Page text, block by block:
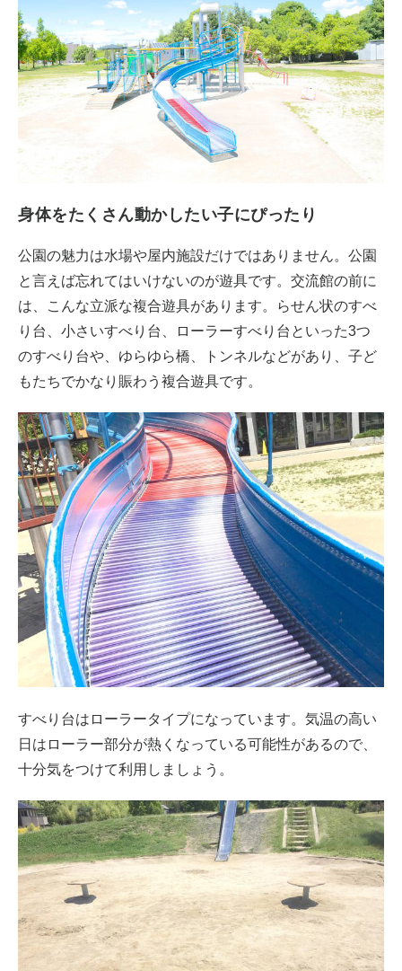
身体をたくさん動かしたい子にぴったり
公園の魅力は水場や屋内施設だけではありません。公園
と言えば忘れてはいけないのが遊具です。交流館の前に
は、こんな立派な複合遊具があります。らせん状のすべ
り台、小さいすべり台、ローラーすべり台といった3つ
のすべり台や、ゆらゆら橋、トンネルなどがあり、子ど
もたちでかなり賑わう複合遊具です。
すべり台はローラータイプになっています。気温の高い
日はローラー部分が熱くなっている可能性があるので、
十分気をつけて利用しましょう。